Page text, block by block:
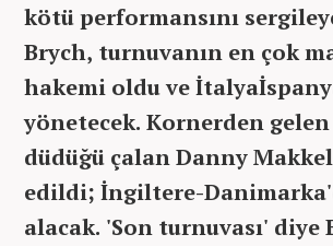
kötü performansını
Brych, turnuvanın en çok
hakemi oldu ve
yönetecek. Kornerden
düdüğü çalan Danny
edildi; İngiltere-
alacak. 'Son turnuvası' diye